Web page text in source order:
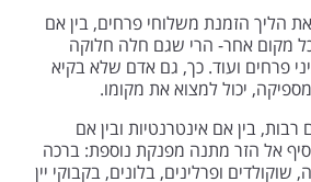
הליך הזמנת משלוחי פרחים, בין אם
מקום אחר- הרי שגם חלה חלוקה
פרחים ועוד. כך, גם אדם שלא בקיא
יכול למצוא את מקומו.
בין אם אינטרנטיות ובין אם
אל הזר מתנה מפנקת נוספת: ברכה
ופרלינים, בלונים, בקבוקי יין